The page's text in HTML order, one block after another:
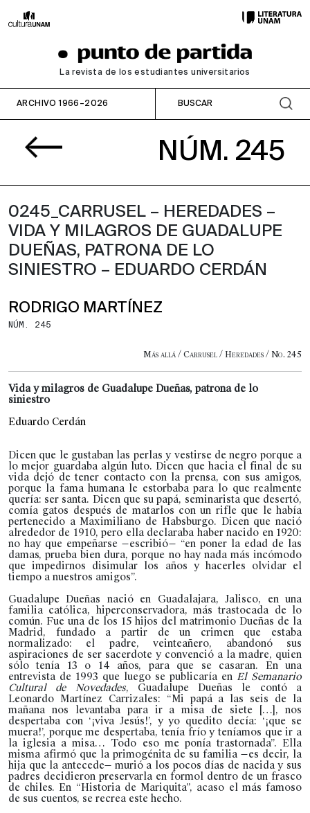
La revista de los estudiantes universitarios
ARCHIVO 1966–2026
NÚM. 245
0245_CARRUSEL – HEREDADES –
VIDA Y MILAGROS DE GUADALUPE
DUEÑAS, PATRONA DE LO
SINIESTRO – EDUARDO CERDÁN
RODRIGO MARTÍNEZ
NÚM. 245
Más allá / Carrusel / Heredades / No. 245
Vida y milagros de Guadalupe Dueñas, patrona de lo
siniestro
Eduardo Cerdán
Dicen que le gustaban las perlas y vestirse de negro porque a
lo mejor guardaba algún luto. Dicen que hacia el final de su
vida dejó de tener contacto con la prensa, con sus amigos,
porque la fama humana le estorbaba para lo que realmente
quería: ser santa. Dicen que su papá, seminarista que desertó,
comía gatos después de matarlos con un rifle que le había
pertenecido a Maximiliano de Habsburgo. Dicen que nació
alrededor de 1910, pero ella declaraba haber nacido en 1920:
no hay que empeñarse —escribió— “en poner la edad de las
damas, prueba bien dura, porque no hay nada más incómodo
que impedirnos disimular los años y hacerles olvidar el
tiempo a nuestros amigos”.
Guadalupe Dueñas nació en Guadalajara, Jalisco, en una
familia católica, hiperconservadora, más trastocada de lo
común. Fue una de los 15 hijos del matrimonio Dueñas de la
Madrid, fundado a partir de un crimen que estaba
normalizado: el padre, veinteañero, abandonó sus
aspiraciones de ser sacerdote y convenció a la madre, quien
sólo tenía 13 o 14 años, para que se casaran. En una
entrevista de 1993 que luego se publicaría en El Semanario
Cultural de Novedades, Guadalupe Dueñas le contó a
Leonardo Martínez Carrizales: “Mi papá a las seis de la
mañana nos levantaba para ir a misa de siete […], nos
despertaba con ‘¡viva Jesús!’, y yo quedito decía: ‘¡que se
muera!’, porque me despertaba, tenía frío y teníamos que ir a
la iglesia a misa… Todo eso me ponía trastornada”. Ella
misma afirmó que la primogénita de su familia —es decir, la
hija que la antecede— murió a los pocos días de nacida y sus
padres decidieron preservarla en formol dentro de un frasco
de chiles. En “Historia de Mariquita”, acaso el más famoso
de sus cuentos, se recrea este hecho.